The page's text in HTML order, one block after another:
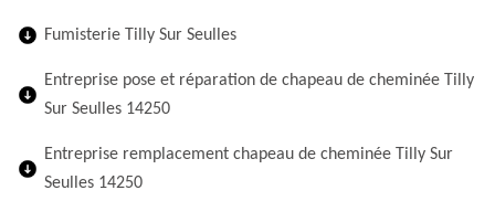
Fumisterie Tilly Sur Seulles
Entreprise pose et réparation de chapeau de cheminée Tilly
Sur Seulles 14250
Entreprise remplacement chapeau de cheminée Tilly Sur
Seulles 14250